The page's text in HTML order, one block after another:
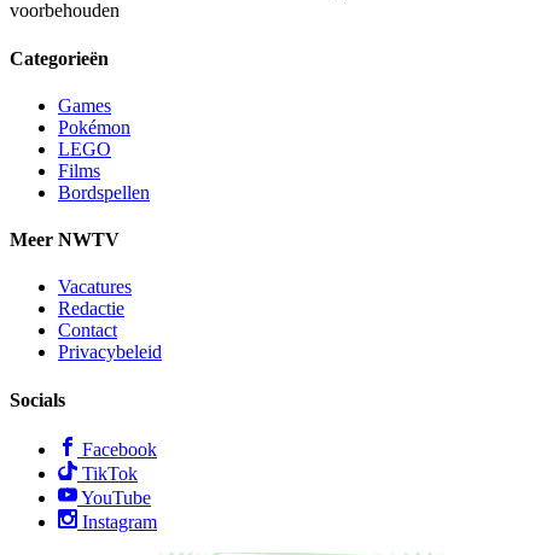
voorbehouden
Categorieën
Games
Pokémon
LEGO
Films
Bordspellen
Meer NWTV
Vacatures
Redactie
Contact
Privacybeleid
Socials
Facebook
TikTok
YouTube
Instagram